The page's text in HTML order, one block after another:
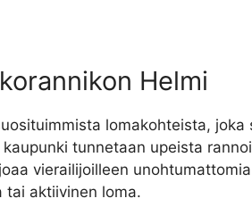
Helmi
lomakohteista,
tunnetaan upeista
vierailijoilleen
tai aktiivinen loma.